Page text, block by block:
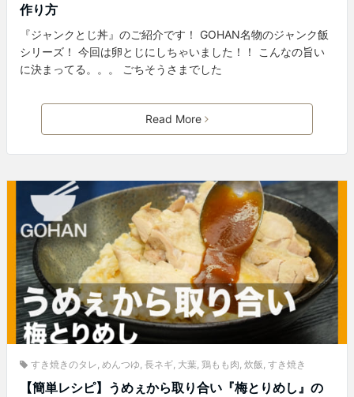
作り方
『ジャンクとじ丼』のご紹介です！ GOHAN名物のジャンク飯
シリーズ！ 今回は卵とじにしちゃいました！！ こんなの旨い
に決まってる。。。 ごちそうさまでした
Read More
すき焼きのタレ, めんつゆ, 長ネギ, 大葉, 鶏もも肉, 炊飯, すき焼き
【簡単レシピ】うめぇから取り合い『梅とりめし』の